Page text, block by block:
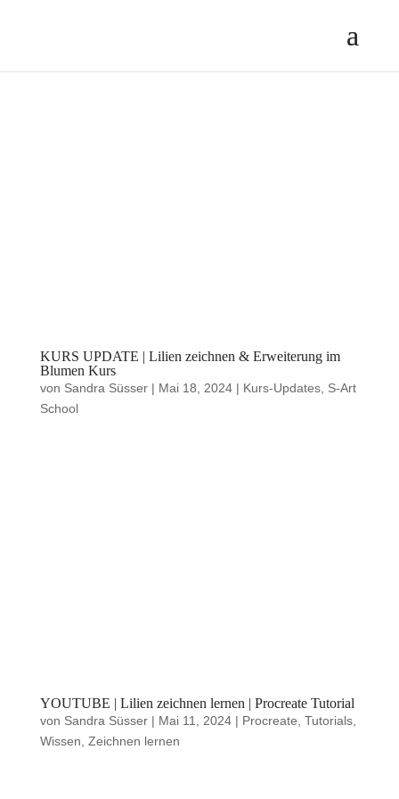
KURS UPDATE | Lilien zeichnen & Erweiterung im
Blumen Kurs
von Sandra Süsser| Mai 18, 2024| Kurs-Updates, S-Art
School
YOUTUBE | Lilien zeichnen lernen | Procreate Tutorial
von Sandra Süsser| Mai 11, 2024| Procreate Tutorials,
Wissen Zeichnen lernen